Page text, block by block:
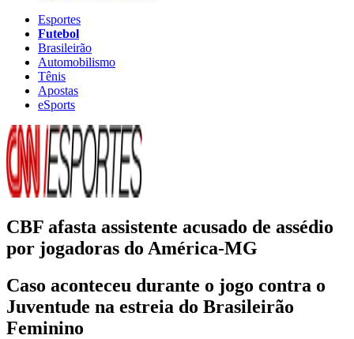
Esportes
Futebol
Brasileirão
Automobilismo
Tênis
Apostas
eSports
CBF afasta assistente acusado de assédio
por jogadoras do América-MG
Caso aconteceu durante o jogo contra o
Juventude na estreia do Brasileirão
Feminino